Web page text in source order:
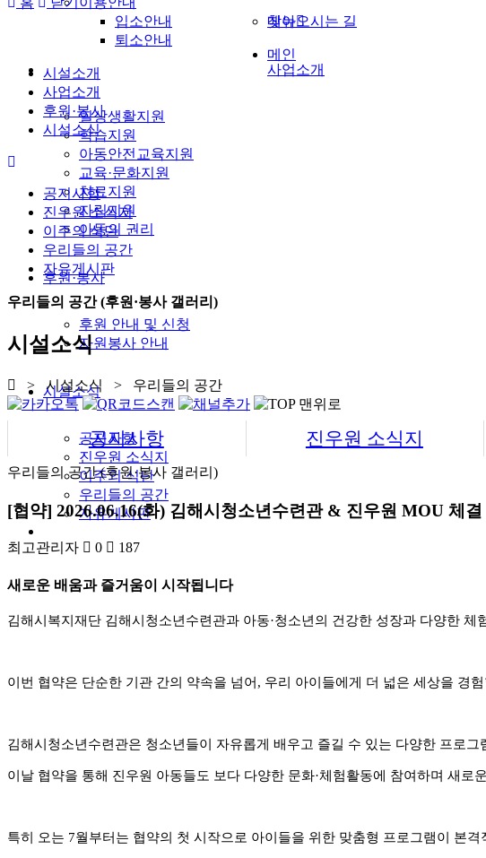
입소안내
퇴소안내
찾아오시는 길
사업소개
일상생활지원
학습지원
아동안전교육지원
교육·문화지원
치료지원
자립지원
아동의 권리
후원·봉사
후원 안내 및 신청
자원봉사 안내
시설소식
공지사항
진우원 소식지
이주의 식단
우리들의 공간
자유게시판
메뉴
메인
시설소개
사업소개
후원·봉사
시설소식
공지사항
진우원 소식지
이주의 식단
우리들의 공간
자유게시판
우리들의 공간 (후원·봉사 갤러리)
시설소식
> 시설소식 > 우리들의 공간
공지사항 진우원 소식지
우리들의 공간 (후원·봉사 갤러리)
[협약] 2026.06.16(화) 김해시청소년수련관 & 진우원 MOU 체결
최고관리자 0 187
새로운 배움과 즐거움이 시작됩니다
김해시복지재단 김해시청소년수련관과 아동·청소년의 건강한 성장과 다양한
이번 협약은 단순한 기관 간의 약속을 넘어, 우리 아이들에게 더 넓은 세상을 경
김해시청소년수련관은 청소년들이 자유롭게 배우고 즐길 수 있는 다양한 프로
이날 협약을 통해 진우원 아동들도 보다 다양한 문화·체험활동에 참여하며 새로
특히 오는 7월부터는 협약의 첫 시작으로 아이들을 위한 맞춤형 프로그램이 본격